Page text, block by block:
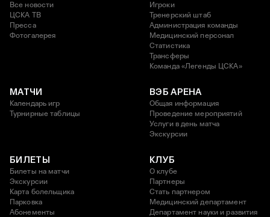
Все новости
ЦСКА ТВ
Пресса
Фотогалерея
Игроки
Тренерский штаб
Администрация команды
Медицинский персонал
Статистика
Трансферы
Команда «Легенды ЦСКА»
МАТЧИ
Календарь игр
Турнирные таблицы
ВЭБ АРЕНА
Общая информация
Проведение мероприятий
Услуги в день матча
Экскурсии
БИЛЕТЫ
Билеты на матчи
Экскурсии
Карта болельщика
Парковка
Абонементы
КЛУБ
О клубе
Партнеры
Стать партнером
Медицинский департамент
Департамент науки и развития